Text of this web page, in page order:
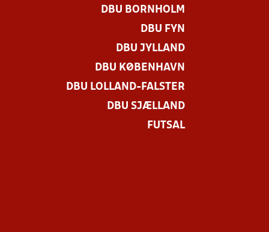
DBU BORNHOLM
DBU FYN
DBU JYLLAND
DBU KØBENHAVN
DBU LOLLAND-FALSTER
DBU SJÆLLAND
FUTSAL